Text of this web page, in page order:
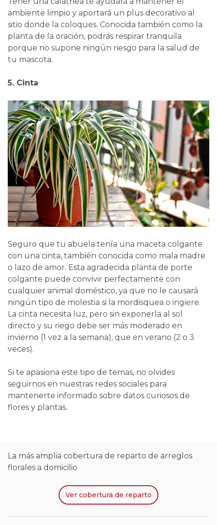
ambiente limpio y aportará un plus decorativo al
sitio donde la coloques. Conocida también como la
planta de la oración, podrás respirar tranquila
porque no supone ningún riesgo para la salud de
tu mascota.
5. Cinta
Seguro que tu abuela tenía una maceta colgante
con una cinta, también conocida como mala madre
o lazo de amor. Esta agradecida planta de porte
colgante puede convivir perfectamente con
cualquier animal doméstico, ya que no le causará
ningún tipo de molestia si la mordisquea o ingiere.
La cinta necesita luz, pero sin exponerla al sol
directo y su riego debe ser más moderado en
invierno (1 vez a la semana), que en verano (2 o 3
veces).
Si te apasiona este tipo de temas, no olvides
seguirnos en nuestras redes sociales para
mantenerte informado sobre datos curiosos de
flores y plantas.
La más amplia cobertura de reparto de arreglos
florales a domicilio
Ver cobertura de reparto